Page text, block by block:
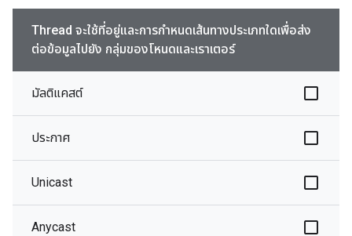
Thread จะใช้ที่อยู่และการกำหนดเส้นทางประเภทใดเพื่อส่ง
ต่อข้อมูลไปยัง กลุ่มของโหนดและเราเตอร์
มัลติแคสต์
ประกาศ
Unicast
Anycast